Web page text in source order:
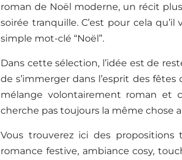
roman de Noël moderne, un récit
soirée tranquille. C’est pour cela
simple mot-clé “Noël”.
Dans cette sélection, l’idée est de
de s’immerger dans l’esprit des
mélange volontairement roman et
cherche pas toujours la même chose
Vous trouverez ici des
romance festive, ambiance cosy,